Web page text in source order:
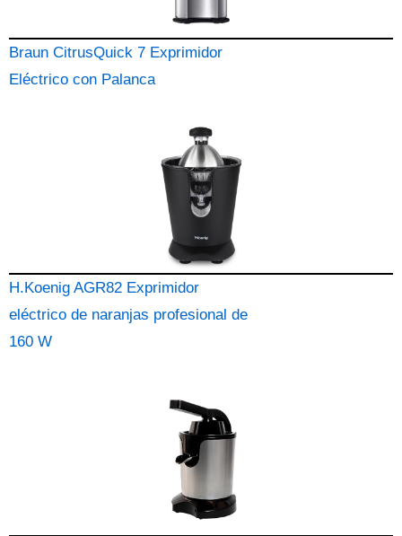
Braun CitrusQuick 7 Exprimidor
Eléctrico con Palanca
H.Koenig AGR82 Exprimidor
eléctrico de naranjas profesional de
160 W